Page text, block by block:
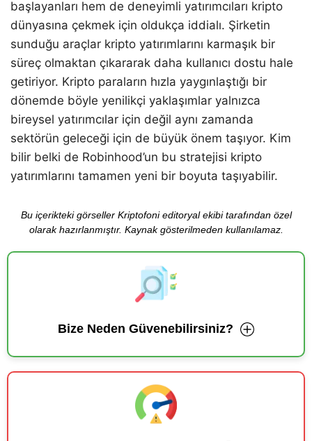
başlayanları hem de deneyimli yatırımcıları kripto
dünyasına çekmek için oldukça iddialı. Şirketin
sunduğu araçlar kripto yatırımlarını karmaşık bir
süreç olmaktan çıkararak daha kullanıcı dostu hale
getiriyor. Kripto paraların hızla yaygınlaştığı bir
dönemde böyle yenilikçi yaklaşımlar yalnızca
bireysel yatırımcılar için değil aynı zamanda
sektörün geleceği için de büyük önem taşıyor. Kim
bilir belki de Robinhood’un bu stratejisi kripto
yatırımlarını tamamen yeni bir boyuta taşıyabilir.
Bu içerikteki görseller Kriptofoni editoryal ekibi tarafından özel
olarak hazırlanmıştır. Kaynak gösterilmeden kullanılamaz.
Bize Neden Güvenebilirsiniz?